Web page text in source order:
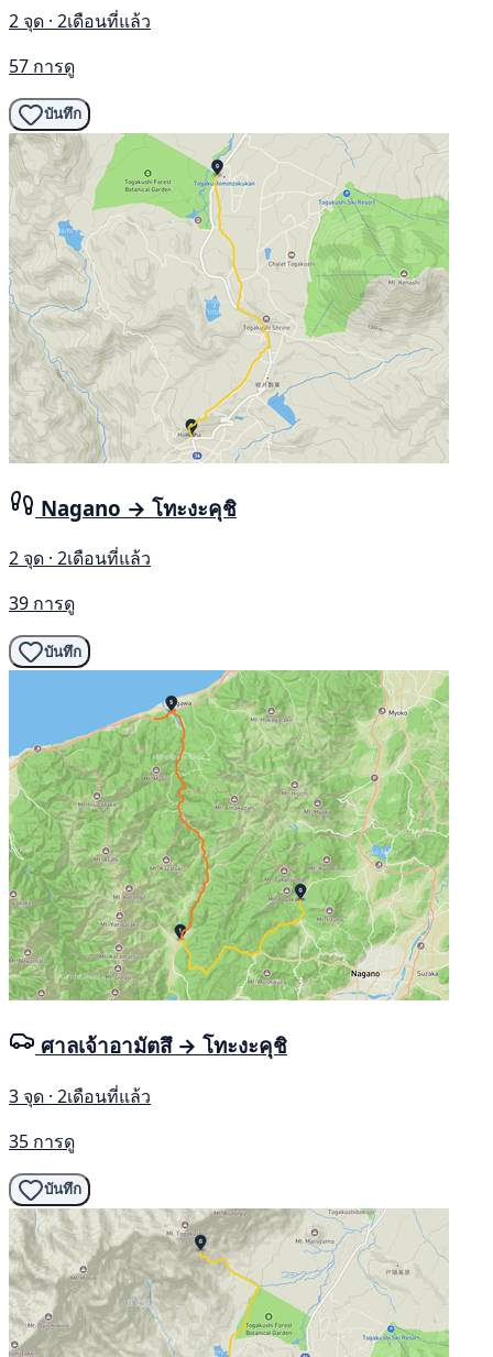
2 จุด · 2เดือนที่แล้ว
57 การดู
บันทึก
Nagano → โทะงะคุชิ
2 จุด · 2เดือนที่แล้ว
39 การดู
บันทึก
ศาลเจ้าอามัตสึ → โทะงะคุชิ
3 จุด · 2เดือนที่แล้ว
35 การดู
บันทึก